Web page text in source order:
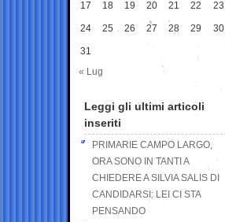
17 18 19 20 21 22 23
24 25 26 27 28 29 30
31
« Lug
Leggi gli ultimi articoli
inseriti
PRIMARIE CAMPO LARGO,
ORA SONO IN TANTI A
CHIEDERE A SILVIA SALIS DI
CANDIDARSI: LEI CI STA
PENSANDO